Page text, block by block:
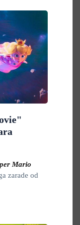
Mario
zarade od